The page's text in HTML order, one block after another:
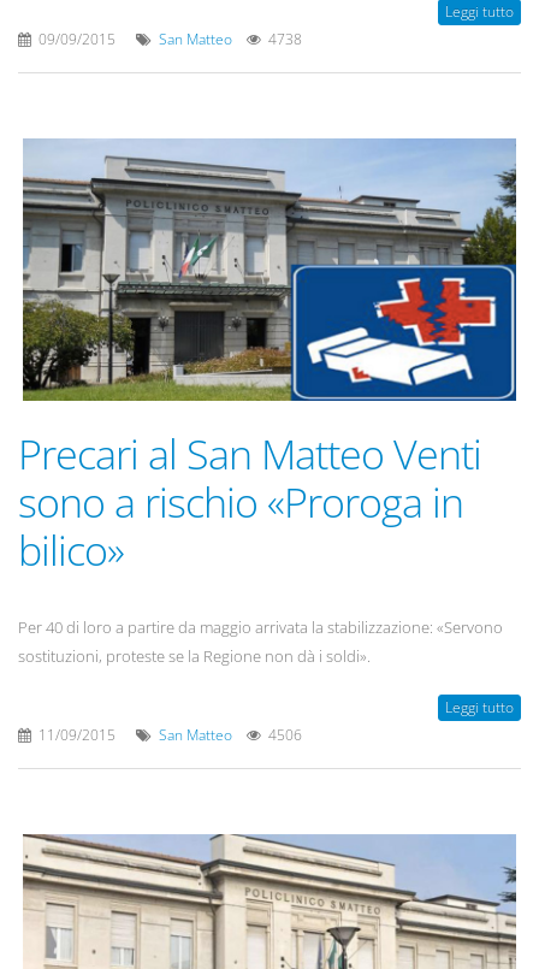
Leggi tutto
09/09/2015 San Matteo 4738
Precari al San Matteo Venti
sono a rischio «Proroga in
bilico»
Per 40 di loro a partire da maggio arrivata la stabilizzazione: «Servono
sostituzioni, proteste se la Regione non dà i soldi».
Leggi tutto
11/09/2015 San Matteo 4506